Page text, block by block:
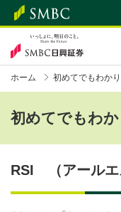
ホーム 初めてでもわか
初めてでもわ
RSI （アールエ